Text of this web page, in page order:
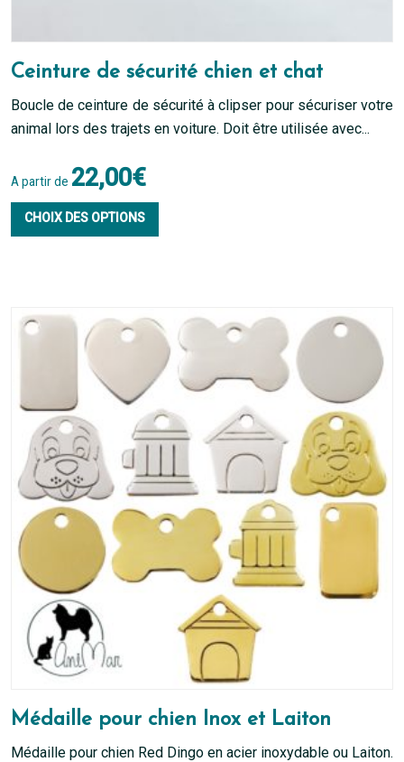
Ceinture de sécurité chien et chat
Boucle de ceinture de sécurité à clipser pour sécuriser votre
animal lors des trajets en voiture. Doit être utilisée avec...
A partir de 22,00€
CHOIX DES OPTIONS
variations.
Les
options
peuvent
être
choisies
la
produit
Médaille pour chien Inox et Laiton
Médaille pour chien Red Dingo en acier inoxydable ou Laiton.